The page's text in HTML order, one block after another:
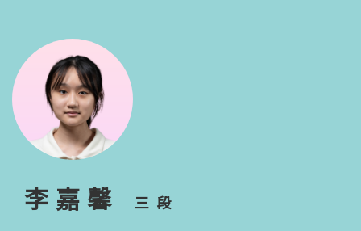
李嘉馨 三段